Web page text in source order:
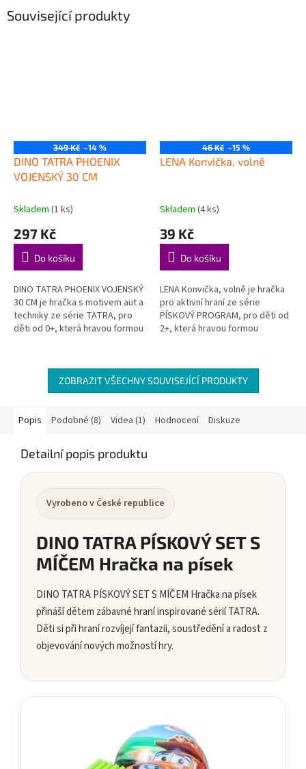
Související produkty
349 Kč –14 %
DINO TATRA PHOENIX
VOJENSKÝ 30 CM
Skladem (1 ks)
297 Kč
Do košíku
DINO TATRA PHOENIX VOJENSKÝ
30 CM je hračka s motivem aut a
techniky ze série TATRA, pro
děti od 0+, která hravou formou
46 Kč –15 %
LENA Konvička, volně
Skladem (4 ks)
39 Kč
Do košíku
LENA Konvička, volně je hračka
pro aktivní hraní ze série
PÍSKOVÝ PROGRAM, pro děti od
2+, která hravou formou
ZOBRAZIT VŠECHNY SOUVISEJÍCÍ PRODUKTY
Popis Podobné (8) Videa (1) Hodnocení Diskuze
Detailní popis produktu
Vyrobeno v České republice
DINO TATRA PÍSKOVÝ SET S
MÍČEM Hračka na písek
DINO TATRA PÍSKOVÝ SET S MÍČEM Hračka na písek
přináší dětem zábavné hraní inspirované sérií TATRA.
Děti si při hraní rozvíjejí fantazii, soustředění a radost z
objevování nových možností hry.